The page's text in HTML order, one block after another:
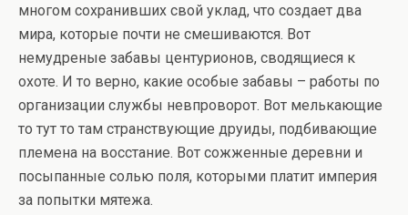
многом сохранивших свой уклад, что создает два
мира, которые почти не смешиваются. Вот
немудреные забавы центурионов, сводящиеся к
охоте. И то верно, какие особые забавы – работы по
организации службы невпроворот. Вот мелькающие
то тут то там странствующие друиды, подбивающие
племена на восстание. Вот сожженные деревни и
посыпанные солью поля, которыми платит империя
за попытки мятежа.